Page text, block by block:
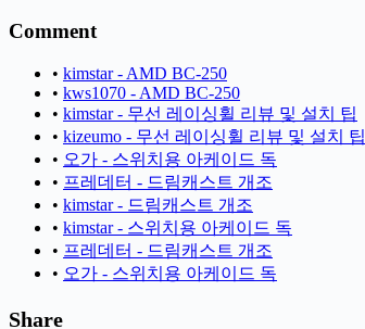
Comment
• kimstar - AMD BC-250
• kws1070 - AMD BC-250
• kimstar - 무선 레이싱휠 리뷰 및 설치 팁
• kizeumo - 무선 레이싱휠 리뷰 및 설치 팁
• 오가 - 스위치용 아케이드 독
• 프레데터 - 드림캐스트 개조
• kimstar - 드림캐스트 개조
• kimstar - 스위치용 아케이드 독
• 프레데터 - 드림캐스트 개조
• 오가 - 스위치용 아케이드 독
Share